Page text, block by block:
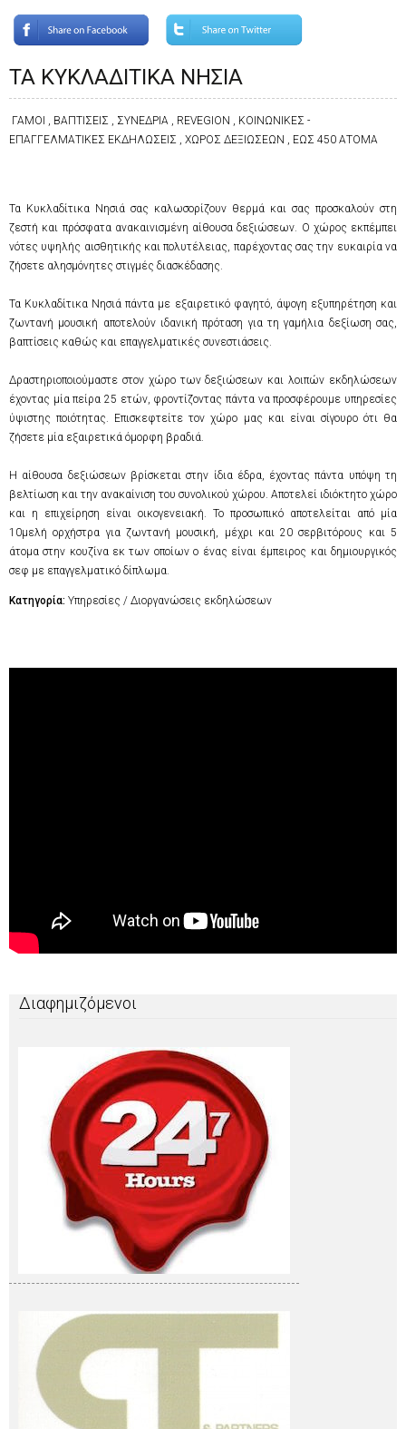
ΤΑ ΚΥΚΛΑΔΙΤΙΚΑ ΝΗΣΙΑ
ΓΑΜΟΙ , ΒΑΠΤΙΣΕΙΣ , ΣΥΝΕΔΡΙΑ , REVEGION , ΚΟΙΝΩΝΙΚΕΣ -
ΕΠΑΓΓΕΛΜΑΤΙΚΕΣ ΕΚΔΗΛΩΣΕΙΣ , ΧΩΡΟΣ ΔΕΞΙΩΣΕΩΝ , ΕΩΣ 450 ΑΤΟΜΑ
Τα Κυκλαδίτικα Νησιά σας καλωσορίζουν θερμά και σας προσκαλούν στη
ζεστή και πρόσφατα ανακαινισμένη αίθουσα δεξιώσεων. Ο χώρος εκπέμπει
νότες υψηλής αισθητικής και πολυτέλειας, παρέχοντας σας την ευκαιρία να
ζήσετε αλησμόνητες στιγμές διασκέδασης.
Τα Κυκλαδίτικα Νησιά πάντα με εξαιρετικό φαγητό, άψογη εξυπηρέτηση και
ζωντανή μουσική αποτελούν ιδανική πρόταση για τη γαμήλια δεξίωση σας,
βαπτίσεις καθώς και επαγγελματικές συνεστιάσεις.
Δραστηριοποιούμαστε στον χώρο των δεξιώσεων και λοιπών εκδηλώσεων
έχοντας μία πείρα 25 ετών, φροντίζοντας πάντα να προσφέρουμε υπηρεσίες
ύψιστης ποιότητας. Επισκεφτείτε τον χώρο μας και είναι σίγουρο ότι θα
ζήσετε μία εξαιρετικά όμορφη βραδιά.
Η αίθουσα δεξιώσεων βρίσκεται στην ίδια έδρα, έχοντας πάντα υπόψη τη
βελτίωση και την ανακαίνιση του συνολικού χώρου. Αποτελεί ιδιόκτητο χώρο
και η επιχείρηση είναι οικογενειακή. Το προσωπικό αποτελείται από μία
10μελή ορχήστρα για ζωντανή μουσική, μέχρι και 20 σερβιτόρους και 5
άτομα στην κουζίνα εκ των οποίων ο ένας είναι έμπειρος και δημιουργικός
σεφ με επαγγελματικό δίπλωμα.
Κατηγορία: Υπηρεσίες / Διοργανώσεις εκδηλώσεων
Διαφημιζόμενοι